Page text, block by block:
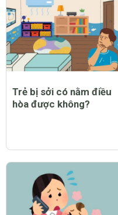
CHỦ ĐỀ MỚI